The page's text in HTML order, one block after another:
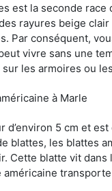
est la seconde
rayures beige
Par conséquent,
vivre sans une
les armoires ou
à Marle
d’environ 5 cm et
blattes, les blattes
Cette blatte vit